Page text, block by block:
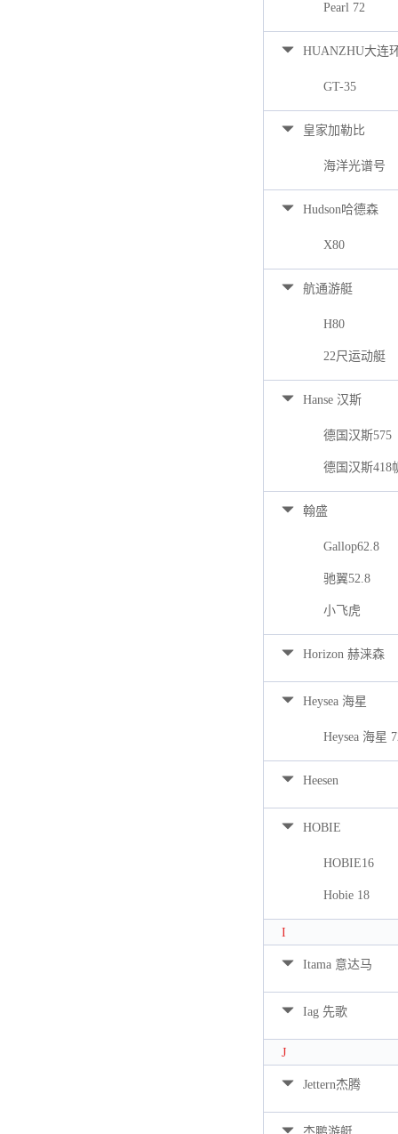
Pearl 72
HUANZHU大连
GT-35
皇家加勒比
海洋光谱号
Hudson哈德森
X80
航通游艇
H80
22尺运动艇
Hanse 汉斯
德国汉斯575
德国汉斯418
翰盛
Gallop62.8
驰翼52.8
小飞虎
Horizon 赫涞森
Heysea 海星
Heysea 海星
Heesen
HOBIE
HOBIE16
Hobie 18
I
Itama 意达马
Iag 先歌
J
Jettern杰腾